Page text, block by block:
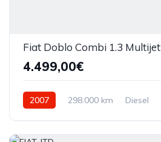
Fiat Doblo Combi 1.3 Multijet
4.499,00€
2007 298.000 km Diesel